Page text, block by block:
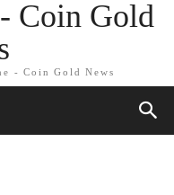
Coin Gold
- Coin Gold News